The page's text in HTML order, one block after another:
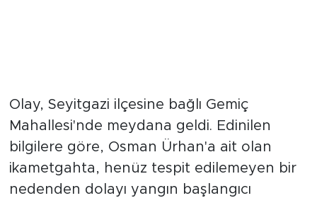
Olay, Seyitgazi ilçesine bağlı Gemiç
Mahallesi'nde meydana geldi. Edinilen
bilgilere göre, Osman Ürhan'a ait olan
ikametgahta, henüz tespit edilemeyen bir
nedenden dolayı yangın başlangıcı